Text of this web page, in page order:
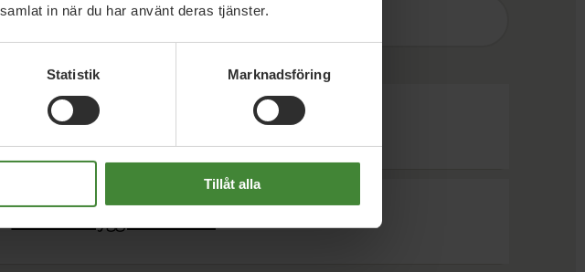
in när du har använt deras tjänster.
Statistik Marknadsföring
Tillåt alla